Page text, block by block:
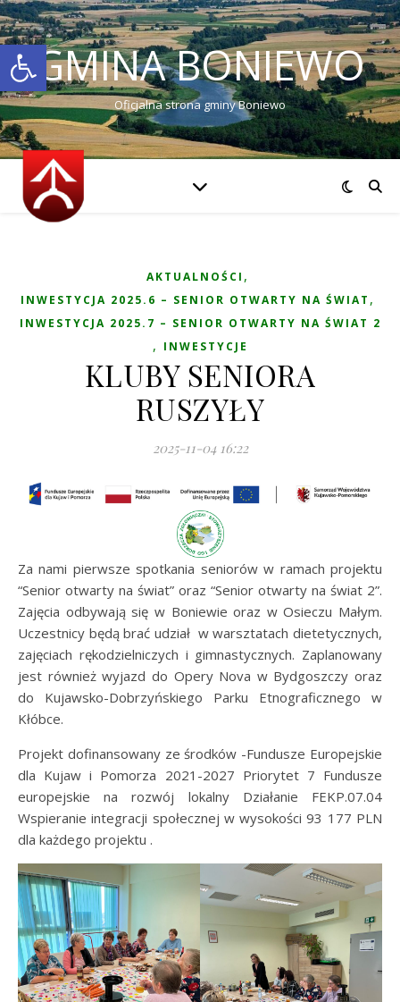
Otwórz pasek narzędzi
GMINA BONIEWO
Oficjalna strona gminy Boniewo
AKTUALNOŚCI ,
INWESTYCJA 2025.6 – SENIOR OTWARTY NA ŚWIAT ,
INWESTYCJA 2025.7 – SENIOR OTWARTY NA ŚWIAT 2
, INWESTYCJE
KLUBY SENIORA
RUSZYŁY
2025-11-04 16:22
Za nami pierwsze spotkania seniorów w ramach projektu
“Senior otwarty na świat” oraz “Senior otwarty na świat 2”.
Zajęcia odbywają się w Boniewie oraz w Osieczu Małym.
Uczestnicy będą brać udział w warsztatach dietetycznych,
zajęciach rękodzielniczych i gimnastycznych. Zaplanowany
jest również wyjazd do Opery Nova w Bydgoszczy oraz
do Kujawsko-Dobrzyńskiego Parku Etnograficznego w
Kłóbce.
Projekt dofinansowany ze środków -Fundusze Europejskie
dla Kujaw i Pomorza 2021-2027 Priorytet 7 Fundusze
europejskie na rozwój lokalny Działanie FEKP.07.04
Wspieranie integracji społecznej w wysokości 93 177 PLN
dla każdego projektu .